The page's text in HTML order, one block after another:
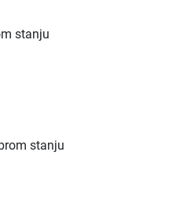
stanju
stanju